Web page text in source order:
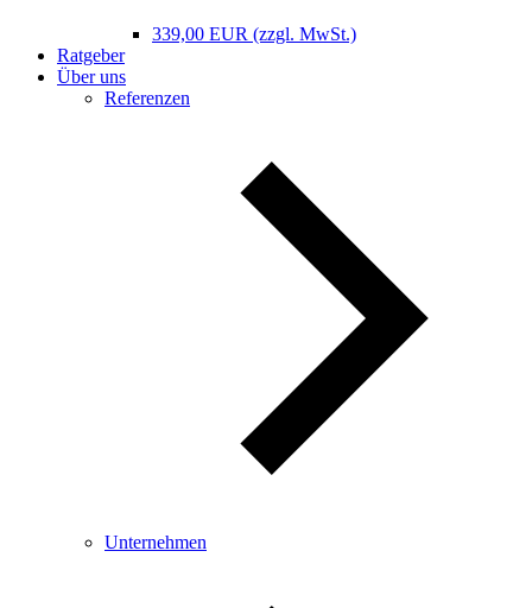
339,00 EUR (zzgl. MwSt.)
Ratgeber
Über uns
Referenzen
Unternehmen